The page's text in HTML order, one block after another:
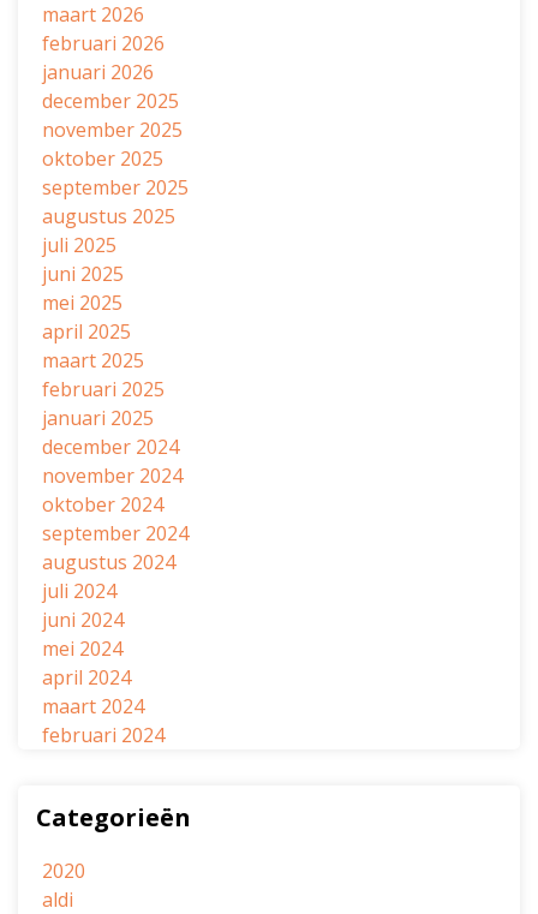
maart 2026
februari 2026
januari 2026
december 2025
november 2025
oktober 2025
september 2025
augustus 2025
juli 2025
juni 2025
mei 2025
april 2025
maart 2025
februari 2025
januari 2025
december 2024
november 2024
oktober 2024
september 2024
augustus 2024
juli 2024
juni 2024
mei 2024
april 2024
maart 2024
februari 2024
Categorieën
2020
aldi